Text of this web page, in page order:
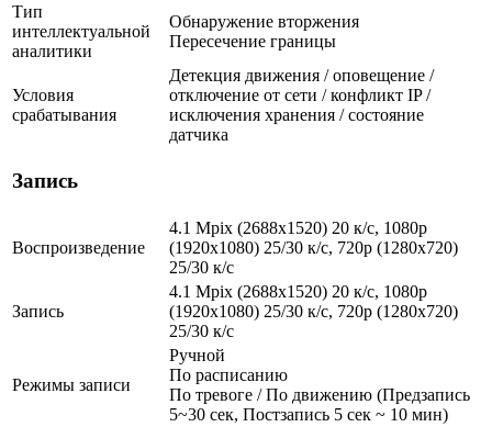
Тип
интеллектуальной
аналитики
Обнаружение вторжения
Пересечение границы
Условия
срабатывания
Детекция движения / оповещение /
отключение от сети / конфликт IP /
исключения хранения / состояние
датчика
Запись
Воспроизведение
4.1 Mpix (2688x1520) 20 к/с, 1080p
(1920x1080) 25/30 к/с, 720p (1280х720)
25/30 к/с
Запись
4.1 Mpix (2688x1520) 20 к/с, 1080p
(1920x1080) 25/30 к/с, 720p (1280х720)
25/30 к/с
Режимы записи
Ручной
По расписанию
По тревоге / По движению (Предзапись
5~30 сек, Постзапись 5 сек ~ 10 мин)